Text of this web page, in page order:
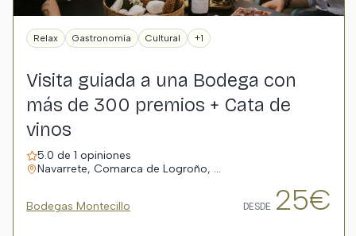
Relax Gastronomía Cultural +1
Visita guiada a una Bodega con
más de 300 premios + Cata de
vinos
5.0 de 1 opiniones
Navarrete, Comarca de Logroño, …
Bodegas Montecillo DESDE 25€